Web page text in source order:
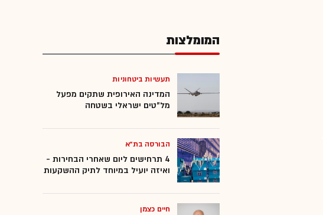
המומלצות
תעשיות ביטחוניות
המדינה האירופית שתקים מפעל
מל"טים ישראלי בשטחה
הבורסה בת"א
4 תרחישים ליום שאחרי הבחירות -
ואיזה יועיל במיוחד לתיק ההשקעות
חיים כצמן